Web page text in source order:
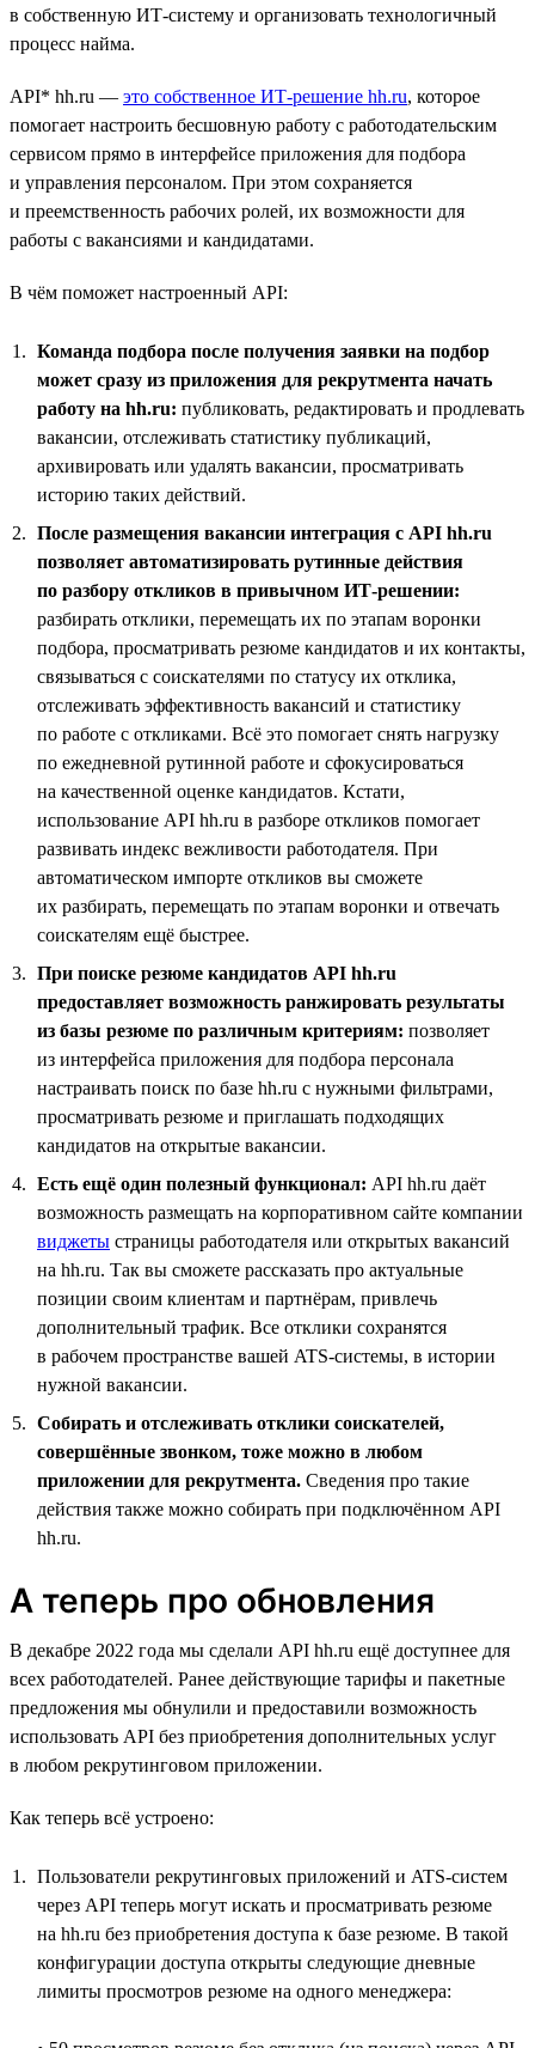
в собственную ИТ-систему и организовать технологичный
процесс найма.
API* hh.ru — это собственное ИТ-решение hh.ru, которое
помогает настроить бесшовную работу с работодательским
сервисом прямо в интерфейсе приложения для подбора
и управления персоналом. При этом сохраняется
и преемственность рабочих ролей, их возможности для
работы с вакансиями и кандидатами.
В чём поможет настроенный API:
Команда подбора после получения заявки на подбор
может сразу из приложения для рекрутмента начать
работу на hh.ru: публиковать, редактировать и продлевать
вакансии, отслеживать статистику публикаций,
архивировать или удалять вакансии, просматривать
историю таких действий.
После размещения вакансии интеграция с API hh.ru
позволяет автоматизировать рутинные действия
по разбору откликов в привычном ИТ-решении:
разбирать отклики, перемещать их по этапам воронки
подбора, просматривать резюме кандидатов и их контакты,
связываться с соискателями по статусу их отклика,
отслеживать эффективность вакансий и статистику
по работе с откликами. Всё это помогает снять нагрузку
по ежедневной рутинной работе и сфокусироваться
на качественной оценке кандидатов. Кстати,
использование API hh.ru в разборе откликов помогает
развивать индекс вежливости работодателя. При
автоматическом импорте откликов вы сможете
их разбирать, перемещать по этапам воронки и отвечать
соискателям ещё быстрее.
При поиске резюме кандидатов API hh.ru
предоставляет возможность ранжировать результаты
из базы резюме по различным критериям: позволяет
из интерфейса приложения для подбора персонала
настраивать поиск по базе hh.ru с нужными фильтрами,
просматривать резюме и приглашать подходящих
кандидатов на открытые вакансии.
Есть ещё один полезный функционал: API hh.ru даёт
возможность размещать на корпоративном сайте компании
виджеты страницы работодателя или открытых вакансий
на hh.ru. Так вы сможете рассказать про актуальные
позиции своим клиентам и партнёрам, привлечь
дополнительный трафик. Все отклики сохранятся
в рабочем пространстве вашей ATS-системы, в истории
нужной вакансии.
Собирать и отслеживать отклики соискателей,
совершённые звонком, тоже можно в любом
приложении для рекрутмента. Сведения про такие
действия также можно собирать при подключённом API
hh.ru.
А теперь про обновления
В декабре 2022 года мы сделали API hh.ru ещё доступнее для
всех работодателей. Ранее действующие тарифы и пакетные
предложения мы обнулили и предоставили возможность
использовать API без приобретения дополнительных услуг
в любом рекрутинговом приложении.
Как теперь всё устроено:
Пользователи рекрутинговых приложений и ATS-систем
через API теперь могут искать и просматривать резюме
на hh.ru без приобретения доступа к базе резюме. В такой
конфигурации доступа открыты следующие дневные
лимиты просмотров резюме на одного менеджера: